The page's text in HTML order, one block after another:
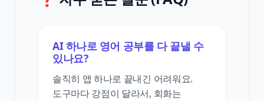
AI 하나로 영어 공부를 다 끝낼 수
있나요?
솔직히 앱 하나로 끝내긴 어려워요.
도구마다 강점이 달라서, 회화는